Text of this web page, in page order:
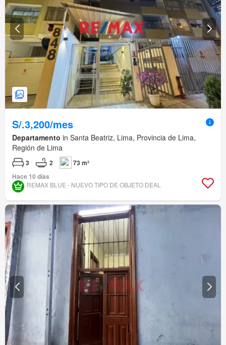
S/.3,200/mes
Departamento in Santa Beatriz, Lima, Provincia de Lima,
Región de Lima
3 2
73 m²
Hace 10 días
REMAX BLUE - NUEVO TIPO DE OBJETO DEAL